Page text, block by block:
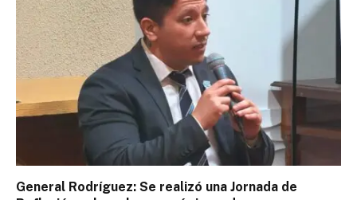
General Rodríguez: Se realizó una Jornada de